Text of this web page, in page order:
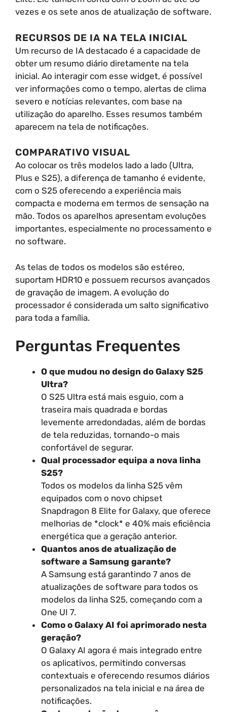
vezes e os sete anos de atualização de software.
RECURSOS DE IA NA TELA INICIAL
Um recurso de IA destacado é a capacidade de
obter um resumo diário diretamente na tela
inicial. Ao interagir com esse widget, é possível
ver informações como o tempo, alertas de clima
severo e notícias relevantes, com base na
utilização do aparelho. Esses resumos também
aparecem na tela de notificações.
COMPARATIVO VISUAL
Ao colocar os três modelos lado a lado (Ultra,
Plus e S25), a diferença de tamanho é evidente,
com o S25 oferecendo a experiência mais
compacta e moderna em termos de sensação na
mão. Todos os aparelhos apresentam evoluções
importantes, especialmente no processamento e
no software.
As telas de todos os modelos são estéreo,
suportam HDR10 e possuem recursos avançados
de gravação de imagem. A evolução do
processador é considerada um salto significativo
para toda a família.
Perguntas Frequentes
O que mudou no design do Galaxy S25
Ultra?
O S25 Ultra está mais esguio, com a
traseira mais quadrada e bordas
levemente arredondadas, além de bordas
de tela reduzidas, tornando-o mais
confortável de segurar.
Qual processador equipa a nova linha
S25?
Todos os modelos da linha S25 vêm
equipados com o novo chipset
Snapdragon 8 Elite for Galaxy, que oferece
melhorias de *clock* e 40% mais eficiência
energética que a geração anterior.
Quantos anos de atualização de
software a Samsung garante?
A Samsung está garantindo 7 anos de
atualizações de software para todos os
modelos da linha S25, começando com a
One UI 7.
Como o Galaxy AI foi aprimorado nesta
geração?
O Galaxy AI agora é mais integrado entre
os aplicativos, permitindo conversas
contextuais e oferecendo resumos diários
personalizados na tela inicial e na área de
notificações.